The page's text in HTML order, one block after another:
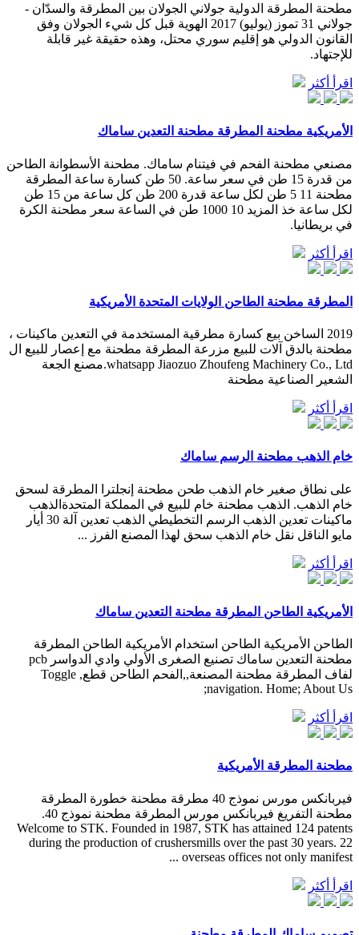
مطحنة المطرقة الدولية جولاني الجولان بين المطرقة والسدّان -
جولاني 31 تموز (يوليو) 2017 الهوية قبل كل شيء الجولان وفق
القانون الدولي هو إقليم سوري محتل، وهذه حقيقة غير قابلة
للإجتهاد.
اقرأ أكثر
الأمريكية مطحنة المطرقة مطحنة التعدين ساماك
مصنعي مطحنة الفحم في فيتنام ساماك. مطحنة الأسطوانة الطاحن
من قدرة 15 طن في سعر ساعة. 50 طن كسارة ساعة المطرقة
مطحنة 11 5 طن لكل ساعة قدرة 200 طن كل ساعة من 15 طن
لكل ساعة خذ المزيد 10 1000 طن في الساعة سعر مطحنة الكرة
في بريطانيا.
اقرأ أكثر
المطرقة مطحنة الطاحن الولايات المتحدة الأمريكية
2019 الساخن بيع كسارة مطرقية المستخدمة في التعدين ماكينات ،
مطحنة بالدق آلات للبيع مزرعة المطرقة مطحنة مع إعصار للبيع ال
whatsapp Jiaozuo Zhoufeng Machinery Co., Ltd.مصنع الجعة
الشعير الصناعية مطحنة
اقرأ أكثر
خام الذهب مطحنة الرسم ساماك
على نطاق صغير خام الذهب طحن مطحنة إنجلترا المطرقة لسحق
خام الذهب. الذهب مطحنة خام للبيع في المملكة المتحدةالذهب
ماكينات تعدين الذهب الرسم التخطيطي الذهب تعدين آلة 30 أيار
مايو الناقل نقل خام الذهب سحق لهذا المصنع الفرز ...
اقرأ أكثر
الأمريكية الطاحن المطرقة مطحنة التعدين ساماك
الطاحن الأمريكية الطاحن استخدام الأمريكية الطاحن المطرقة
مطحنة التعدين ساماك تصنيع الصغرى الأولي وادي الدواسر pcb
لفاف المطرقة مطحنة المصنعة,,الفحم الطاحن قطع, Toggle
navigation. Home; About Us;
اقرأ أكثر
مطحنة المطرقة الأمريكية
فيربانكس مورس نموذج 40 مطرقة مطحنة خطورة المطرقة
مطحنة التفريغ فيربانكس مورس المطرقة مطحنة نموذج 40.
Welcome to STK. Founded in 1987, STK has attained 124 patents
during the production of crushersmills over the past 30 years. 22
overseas offices not only manifest ...
اقرأ أكثر